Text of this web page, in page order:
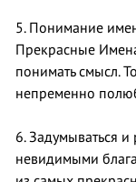
5. Понимание
Прекрасные
понимать смысл.
непременно
6. Задумываться
невидимыми